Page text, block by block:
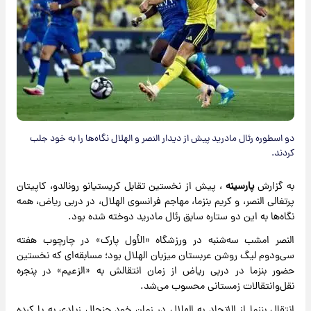
دو اسطوره رئال مادرید پیش از دیدار النصر و الهلال نگاه‌ها را به خود جلب
کردند.
به گزارشپارسینه، پیش از نخستین تقابل کریستیانو رونالدو، کاپیتان
پرتغالی النصر، و کریم بنزما، مهاجم فرانسوی الهلال، در دربی ریاض، همه
نگاه‌ها به این دو ستاره سابق رئال مادرید دوخته شده بود.
النصر امشب سه‌شنبه در ورزشگاه «الأول پارک» در چارچوب هفته
سی‌ودوم لیگ روشن عربستان میزبان الهلال بود؛ مسابقه‌ای که نخستین
حضور بنزما در دربی ریاض از زمان انتقالش به «الزعیم» در پنجره
نقل‌وانتقالات زمستانی محسوب می‌شد.